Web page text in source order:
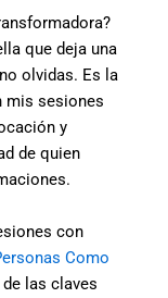
que deja una
olvidas. Es la
mis sesiones
y
de quien
con
Como
las claves